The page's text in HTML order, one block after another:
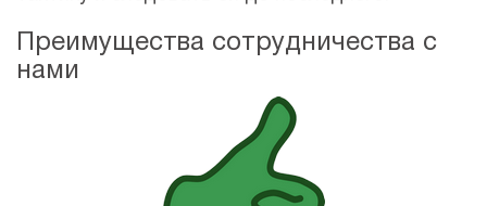
Преимущества сотрудничества с
нами